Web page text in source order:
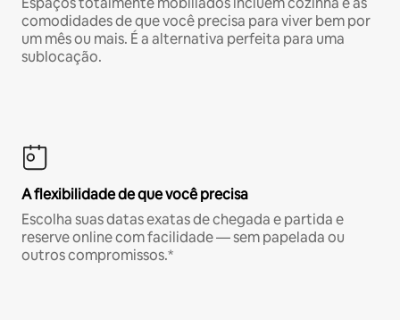
comodidades de que você precisa para viver bem por
um mês ou mais. É a alternativa perfeita para uma
sublocação.
A flexibilidade de que você precisa
Escolha suas datas exatas de chegada e partida e
reserve online com facilidade — sem papelada ou
outros compromissos.*